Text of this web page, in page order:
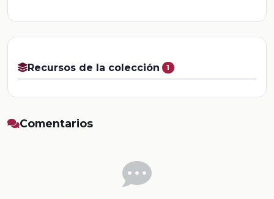
Recursos de la colección 1
Comentarios